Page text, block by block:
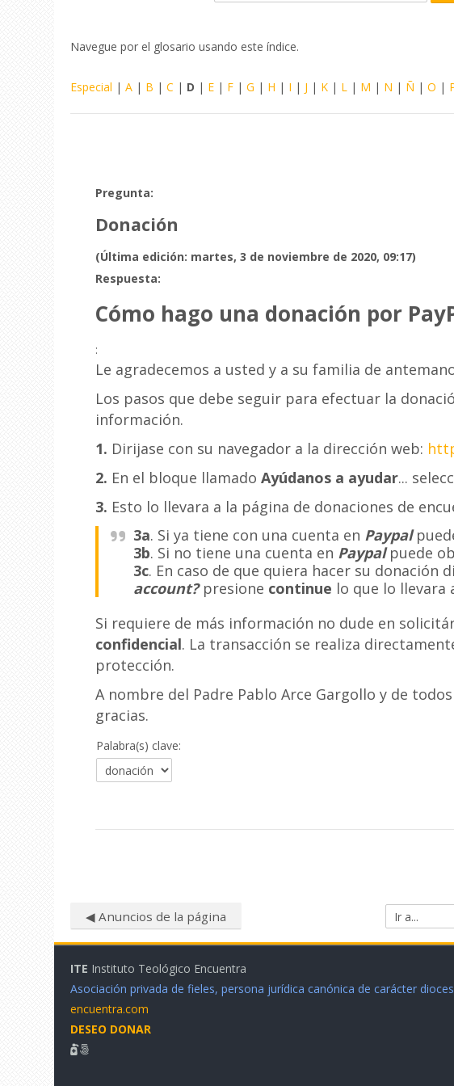
Navegue por el glosario usando este índice.
Especial |A | B |C | D | E | F |G | H | I | J | K | L | M | N | Ñ |O |
Pregunta:
Donación
(Última edición: martes, 3 de noviembre de 2020, 09:17)
Respuesta:
Cómo hago una donación por
:
Le agradecemos a usted y a su familia de
Los pasos que debe seguir para efectuar la
información.
1. Dirijase con su navegador a la dirección web:
2. En el bloque llamado Ayúdanos a ayudar...
3. Esto lo llevara a la página de donaciones de
3a. Si ya tiene con una cuenta en Paypal
3b. Si no tiene una cuenta en Paypalpuede
3c. En caso de que quiera hacer su
account?presione continue lo que lo llevara
Si requiere de más información no dude en
confidencial. La transacción se realiza
protección.
A nombre del Padre Pablo Arce Gargollo y de
gracias.
Palabra(s) clave:
◀︎ Anuncios de la página Ir a...
ITE Instituto Teológico Encuentra
Asociación privada de fieles, persona jurídica canónica de carácter
encuentra.com
DESEO DONAR